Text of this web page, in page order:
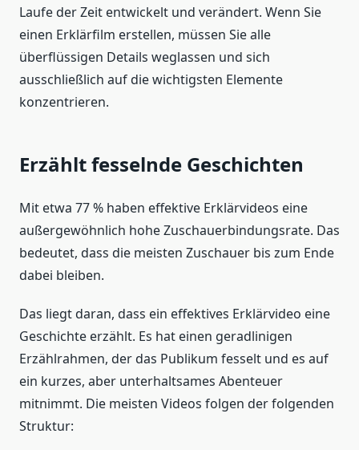
Laufe der Zeit entwickelt und verändert. Wenn Sie
einen Erklärfilm erstellen, müssen Sie alle
überflüssigen Details weglassen und sich
ausschließlich auf die wichtigsten Elemente
konzentrieren.
Erzählt fesselnde Geschichten
Mit etwa 77 % haben effektive Erklärvideos eine
außergewöhnlich hohe Zuschauerbindungsrate. Das
bedeutet, dass die meisten Zuschauer bis zum Ende
dabei bleiben.
Das liegt daran, dass ein effektives Erklärvideo eine
Geschichte erzählt. Es hat einen geradlinigen
Erzählrahmen, der das Publikum fesselt und es auf
ein kurzes, aber unterhaltsames Abenteuer
mitnimmt. Die meisten Videos folgen der folgenden
Struktur: